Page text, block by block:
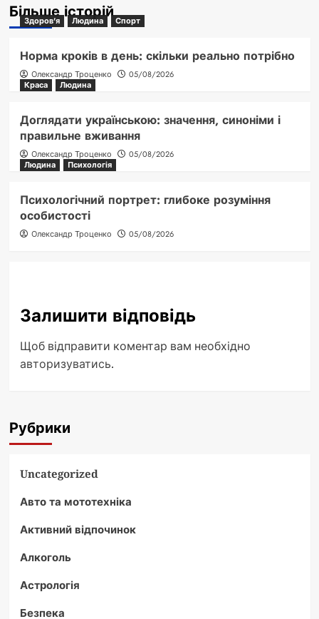
Більше історій
Здоров'я Людина Спорт
Норма кроків в день: скільки реально потрібно
Олександр Троценко
05/08/2026
Краса
Людина
Доглядати українською: значення, синоніми і
правильне вживання
Олександр Троценко
05/08/2026
Людина
Психологія
Психологічний портрет: глибоке розуміння
особистості
Олександр Троценко 05/08/2026
Залишити відповідь
Щоб відправити коментар вам необхідно
авторизуватись.
Рубрики
Uncategorized
Авто та мототехніка
Активний відпочинок
Алкоголь
Астрологія
Безпека